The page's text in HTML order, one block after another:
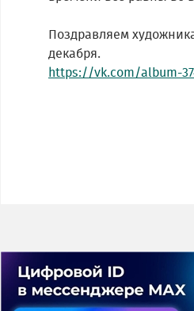
Поздравляем
декабря.
https://vk.com/album-
ПРЕСС-ЦЕНТР
Актуально